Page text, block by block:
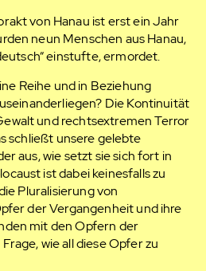
von Hanau ist erst ein Jahr
neun Menschen aus Hanau,
einstufte, ermordet.
Reihe und in Beziehung
Die Kontinuität
und rechtsextremen Terror
schließt unsere gelebte
aus, wie setzt sie sich fort in
ist dabei keinesfalls zu
Pluralisierung von
der Vergangenheit und ihre
mit den Opfern der
wie all diese Opfer zu